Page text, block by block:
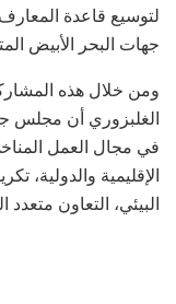
لتوسيع قاعدة
جهات البحر الأبيض
ومن خلال هذه
الغلبزوري أن مجلس
في مجال العمل
الإقليمية والدولية،
البيئي، التعاون